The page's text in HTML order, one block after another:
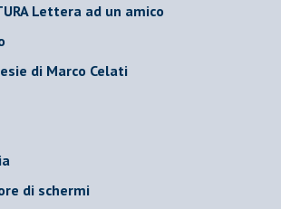
Lettera ad un amico
di Marco Celati
di schermi